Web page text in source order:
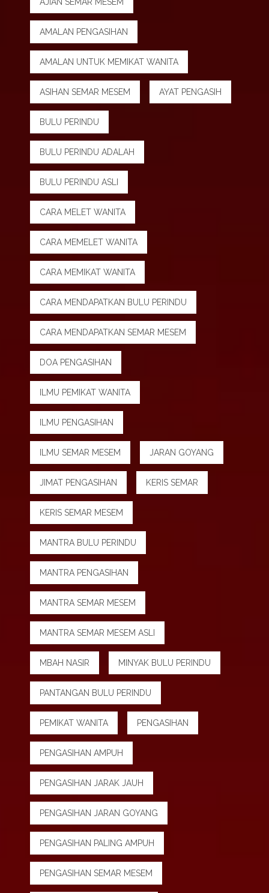
AJIAN SEMAR MESEM
AMALAN PENGASIHAN
AMALAN UNTUK MEMIKAT WANITA
ASIHAN SEMAR MESEM AYAT PENGASIH
BULU PERINDU
BULU PERINDU ADALAH
BULU PERINDU ASLI
CARA MELET WANITA
CARA MEMELET WANITA
CARA MEMIKAT WANITA
CARA MENDAPATKAN BULU PERINDU
CARA MENDAPATKAN SEMAR MESEM
DOA PENGASIHAN
ILMU PEMIKAT WANITA
ILMU PENGASIHAN
ILMU SEMAR MESEM JARAN GOYANG
JIMAT PENGASIHAN KERIS SEMAR
KERIS SEMAR MESEM
MANTRA BULU PERINDU
MANTRA PENGASIHAN
MANTRA SEMAR MESEM
MANTRA SEMAR MESEM ASLI
MBAH NASIR MINYAK BULU PERINDU
PANTANGAN BULU PERINDU
PEMIKAT WANITA PENGASIHAN
PENGASIHAN AMPUH
PENGASIHAN JARAK JAUH
PENGASIHAN JARAN GOYANG
PENGASIHAN PALING AMPUH
PENGASIHAN SEMAR MESEM